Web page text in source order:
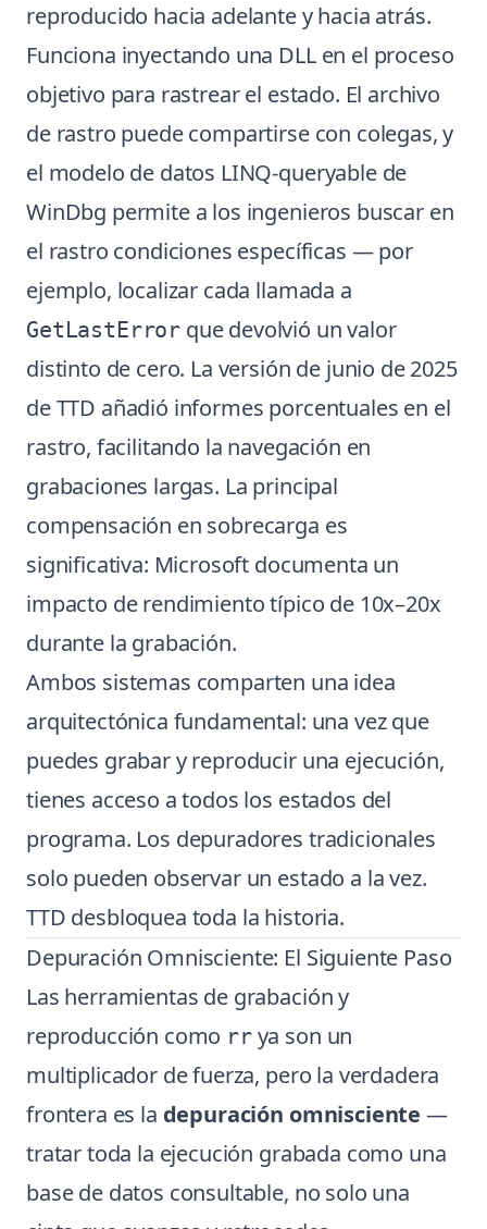
reproducido hacia adelante y hacia atrás.
Funciona inyectando una DLL en el proceso
objetivo para rastrear el estado. El archivo
de rastro puede compartirse con colegas, y
el modelo de datos LINQ-queryable de
WinDbg permite a los ingenieros buscar en
el rastro condiciones específicas — por
ejemplo, localizar cada llamada a
GetLastError que devolvió un valor
distinto de cero. La versión de junio de 2025
de TTD añadió informes porcentuales en el
rastro, facilitando la navegación en
grabaciones largas. La principal
compensación en sobrecarga es
significativa: Microsoft documenta un
impacto de rendimiento típico de 10x–20x
durante la grabación.
Ambos sistemas comparten una idea
arquitectónica fundamental: una vez que
puedes grabar y reproducir una ejecución,
tienes acceso a todos los estados del
programa. Los depuradores tradicionales
solo pueden observar un estado a la vez.
TTD desbloquea toda la historia.
Depuración Omnisciente: El Siguiente Paso
Las herramientas de grabación y
reproducción como rrya son un
multiplicador de fuerza, pero la verdadera
frontera es la depuración omnisciente —
tratar toda la ejecución grabada como una
base de datos consultable, no solo una